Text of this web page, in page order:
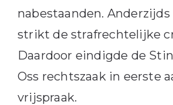
nabestaanden.
strikt de strafrechtelijke
Daardoor eindigde de
Oss rechtszaak in eerste
vrijspraak.